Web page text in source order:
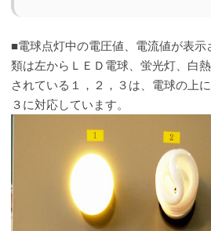
■電球点灯中の電圧値、電流値が表
類は左からＬＥＤ電球、蛍光灯、白
されている１，２，３は、電球の上
３に対応しています。